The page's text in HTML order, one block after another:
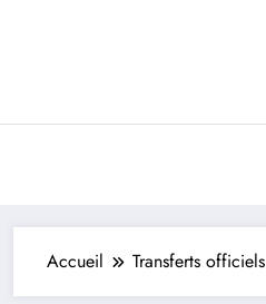
Accueil Transferts officiels